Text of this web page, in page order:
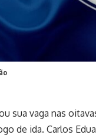
sua vaga nas
de ida. Carlos